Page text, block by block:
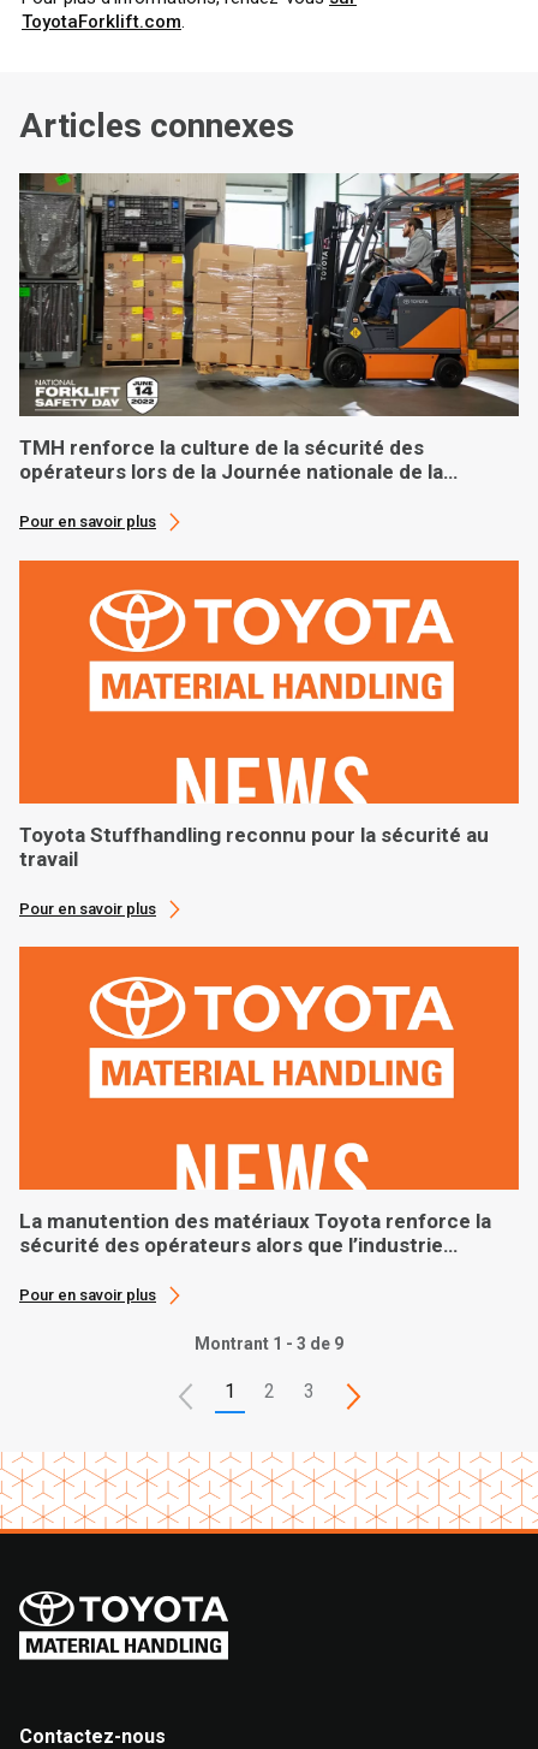
ToyotaForklift.com.
Articles connexes
TMH renforce la culture de la sécurité des
opérateurs lors de la Journée nationale de la
Pour en savoir plus
Toyota Stuffhandling reconnu pour la sécurité au
travail
Pour en savoir plus
La manutention des matériaux Toyota renforce la
sécurité des opérateurs alors que l’industrie
Pour en savoir plus
Montrant 1 - 3 de 9
1 2 3
Contactez-nous